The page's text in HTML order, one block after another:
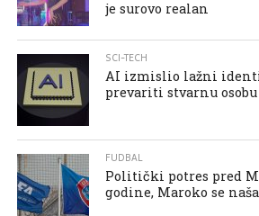
je surovo realan
SCI-TECH
AI izmislio lažni
prevariti stvarnu osobu
FUDBAL
Politički potres pred
godine, Maroko se